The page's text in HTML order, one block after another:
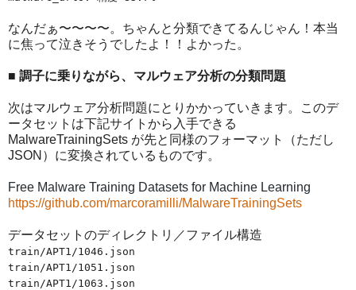
なんだぁ〜〜〜〜。ちゃんと分類できてるんじゃん！本当
に焦って泣きそうでしたよ！！よかった。
■ 調子に乗りながら、マルウェア分析の分類問題
次はマルウェア分析問題にとりかかっていきます。このデ
ータセットは下記サイトから入手できる
MalwareTrainingSets が先と同様のフォーマット（ただし
JSON）に変換されているものです。
Free Malware Training Datasets for Machine Learning
https://github.com/marcoramilli/MalwareTrainingSets
データセットのディレクトリ／ファイル構造
train/APT1/1046.json
train/APT1/1051.json
train/APT1/1063.json